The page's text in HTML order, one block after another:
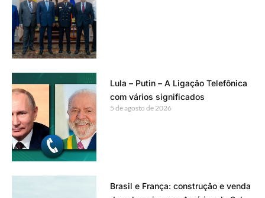
Lula – Putin – A Ligação Telefônica
com vários significados
5 de agosto de 2026
Brasil e França: construção e venda